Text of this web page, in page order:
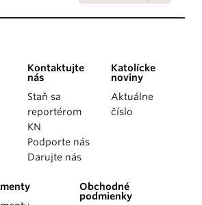
Kontaktujte
nás
Staň sa
reportérom
KN
Podporte nás
Darujte nás
Katolícke
noviny
Aktuálne
číslo
Obchodné
podmienky